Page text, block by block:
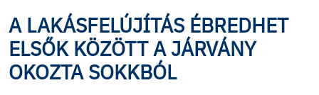
A LAKÁSFELÚJÍTÁS ÉBREDHET
ELSŐK KÖZÖTT A JÁRVÁNY
OKOZTA SOKKBÓL